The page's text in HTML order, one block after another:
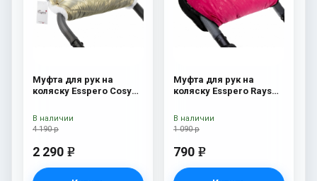
Муфта для рук на
коляску Esspero Cosy
4 190 р
2 290 e
В наличии
Муфта для рук на
коляску Esspero Rays
1 090 р
790 e
В наличии